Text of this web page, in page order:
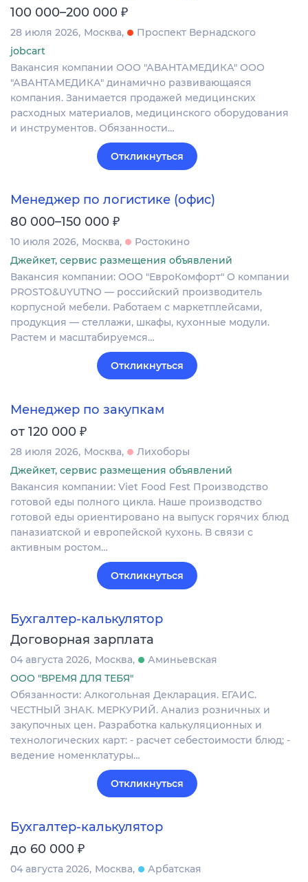
100 000–200 000 ₽
28 июля 2026 Москва
Проспект Вернадского
jobcart
Вакансия компании ООО "АВАНТАМЕДИКА" ООО
"АВАНТАМЕДИКА" динамично развивающаяся
компания. Занимается продажей медицинских
расходных материалов, медицинского оборудования
и инструментов. Обязанности…
Откликнуться
Менеджер по логистике (офис)
80 000–150 000 ₽
10 июля 2026 Москва
Ростокино
Джейкет, сервис размещения объявлений
Вакансия компании: ООО "ЕвроКомфорт" О компании
PROSTO&UYUTNO — российский производитель
корпусной мебели. Работаем с маркетплейсами,
продукция — стеллажи, шкафы, кухонные модули.
Растем и масштабируемся…
Откликнуться
Менеджер по закупкам
от 120 000 ₽
28 июля 2026 Москва
Лихоборы
Джейкет, сервис размещения объявлений
Вакансия компании: Viet Food Fest Производство
готовой еды полного цикла. Наше производство
готовой еды ориентировано на выпуск горячих блюд
паназиатской и европейской кухонь. В связи с
активным ростом…
Откликнуться
Бухгалтер-калькулятор
Договорная зарплата
04 августа 2026 Москва
Аминьевская
ООО "ВРЕМЯ ДЛЯ ТЕБЯ"
Обязанности: Алкогольная Декларация. ЕГАИС.
ЧЕСТНЫЙ ЗНАК. МЕРКУРИЙ. Анализ розничных и
закупочных цен. Разработка калькуляционных и
технологических карт: - расчет себестоимости блюд; -
ведение номенклатуры…
Откликнуться
Бухгалтер-калькулятор
до 60 000 ₽
04 августа 2026 Москва
Арбатская